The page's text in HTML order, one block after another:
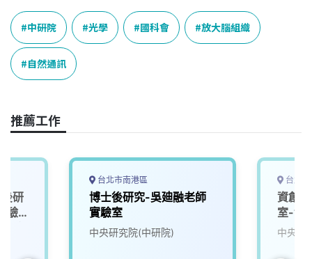
c
e
b
o
o
n
e
r
e
a
n
e
p
y
L
中研院 光學 國科會 放大腦組織
自然通訊
推薦工作
研
驗
台北市南港區
博士後研究-吳廸融老師
實驗室
中央研究院(中研院)
台北
資創
室-博
中央研